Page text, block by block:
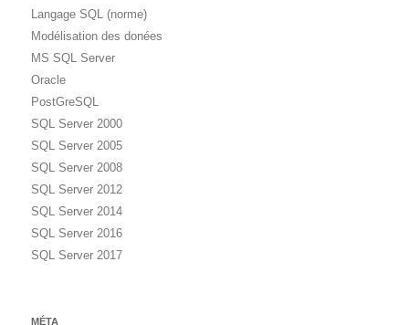
Langage SQL (norme)
Modélisation des donées
MS SQL Server
Oracle
PostGreSQL
SQL Server 2000
SQL Server 2005
SQL Server 2008
SQL Server 2012
SQL Server 2014
SQL Server 2016
SQL Server 2017
MÉTA